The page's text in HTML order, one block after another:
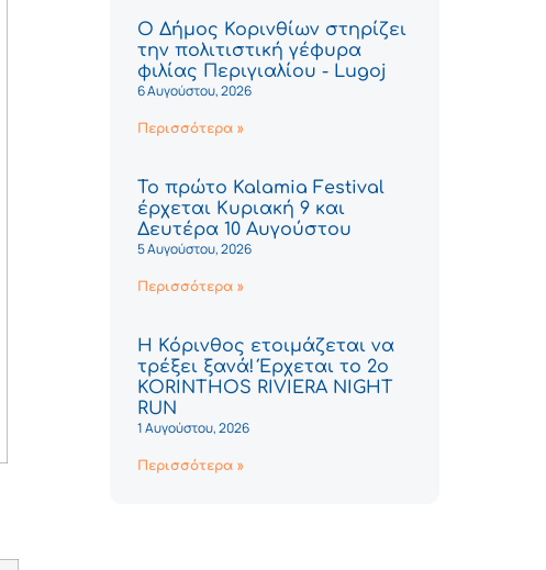
Ο Δήμος Κορινθίων στηρίζει
την πολιτιστική γέφυρα
φιλίας Περιγιαλίου - Lugoj
6 Αυγούστου, 2026
Περισσότερα »
Το πρώτο Kalamia Festival
έρχεται Κυριακή 9 και
Δευτέρα 10 Αυγούστου
5 Αυγούστου, 2026
Περισσότερα »
Η Κόρινθος ετοιμάζεται να
τρέξει ξανά! Έρχεται το 2ο
KORINTHOS RIVIERA NIGHT
RUN
1 Αυγούστου, 2026
Περισσότερα »